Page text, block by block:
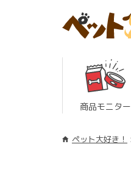
商品モニター
ペット大好き！